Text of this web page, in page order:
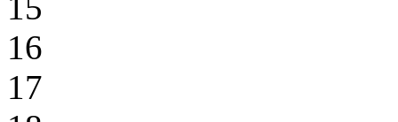
16
17